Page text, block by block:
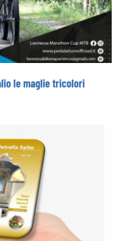
le maglie tricolori
Salto presenta il
alla
territorio